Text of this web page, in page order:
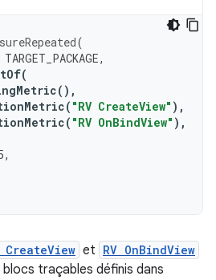
(
TARGET_PACKAGE,
(
(),
( "RV CreateView" ),
( "RV OnBindView" ),
,
CreateView et RV OnBindView
traçables définis dans